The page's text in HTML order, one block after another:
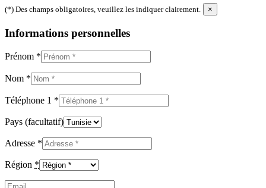
(*) Des champs obligatoires, veuillez les indiquer clairement. ×
Informations personnelles
Prénom *
Nom *
Téléphone 1 *
Pays (facultatif)
Adresse *
Région *
Email